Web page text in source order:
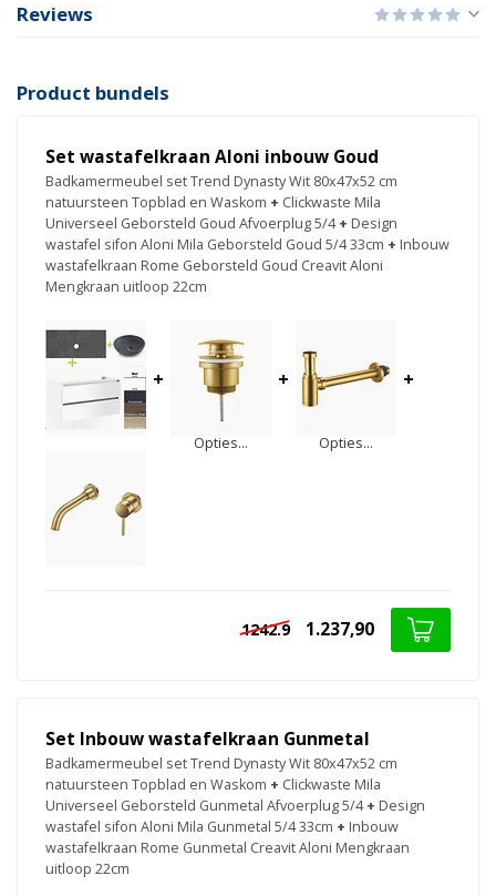
Reviews
Product bundels
Set wastafelkraan Aloni inbouw Goud
Badkamermeubel set Trend Dynasty Wit 80x47x52 cm
natuursteen Topblad en Waskom + Clickwaste Mila
Universeel Geborsteld Goud Afvoerplug 5/4 + Design
wastafel sifon Aloni Mila Geborsteld Goud 5/4 33cm + Inbouw
wastafelkraan Rome Geborsteld Goud Creavit Aloni
Mengkraan uitloop 22cm
+
Opties...
+
Opties...
+
1242.9 1.237,90
Set Inbouw wastafelkraan Gunmetal
Badkamermeubel set Trend Dynasty Wit 80x47x52 cm
natuursteen Topblad en Waskom + Clickwaste Mila
Universeel Geborsteld Gunmetal Afvoerplug 5/4 + Design
wastafel sifon Aloni Mila Gunmetal 5/4 33cm + Inbouw
wastafelkraan Rome Gunmetal Creavit Aloni Mengkraan
uitloop 22cm